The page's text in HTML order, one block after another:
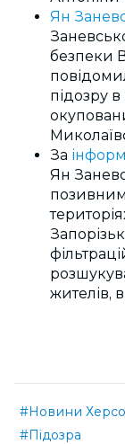
Ян
безпеки
підозру
За
Ян
жителів,
#Новини
#Підозра